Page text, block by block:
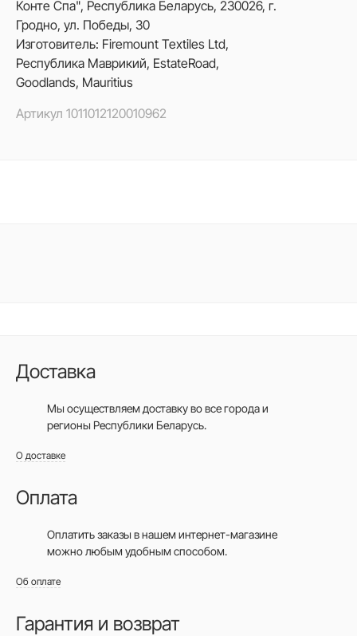
Конте Спа", Республика Беларусь, 230026, г.
Гродно, ул. Победы, 30
Изготовитель: Firemount Textiles Ltd,
Республика Маврикий, EstateRoad,
Goodlands, Mauritius
Артикул 1011012120010962
Доставка
Мы осуществляем доставку во все городаи
регионы Республики Беларусь.
О доставке
Оплата
Оплатить заказы в нашем интернет-магазине
можно любым удобным способом.
Об оплате
Гарантия и возврат